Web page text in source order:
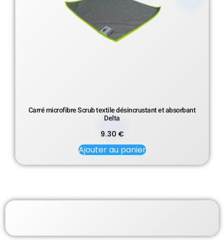
Carré microfibre Scrub textile désincrustant et absorbant
Delta
9.30 €
Ajouter au panier